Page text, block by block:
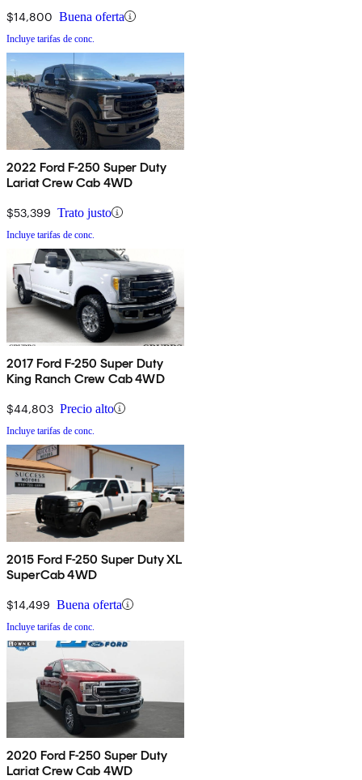
$14,800 Buena oferta
Incluye tarifas de conc.
2022 Ford F-250 Super Duty
Lariat Crew Cab 4WD
$53,399 Trato justo
Incluye tarifas de conc.
2017 Ford F-250 Super Duty
King Ranch Crew Cab 4WD
$44,803 Precio alto
Incluye tarifas de conc.
2015 Ford F-250 Super Duty XL
SuperCab 4WD
$14,499 Buena oferta
Incluye tarifas de conc.
2020 Ford F-250 Super Duty
Lariat Crew Cab 4WD